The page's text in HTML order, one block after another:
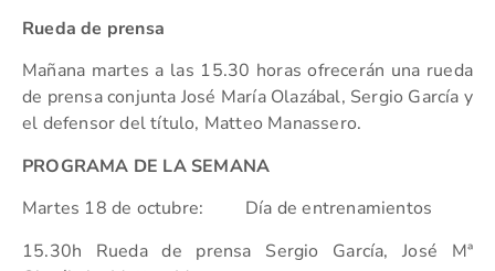
Rueda de prensa
Mañana martes a las 15.30 horas ofrecerán una rueda
de prensa conjunta José María Olazábal, Sergio García y
el defensor del título, Matteo Manassero.
PROGRAMA DE LA SEMANA
Martes 18 de octubre: Día de entrenamientos
15.30h Rueda de prensa Sergio García, José Mª